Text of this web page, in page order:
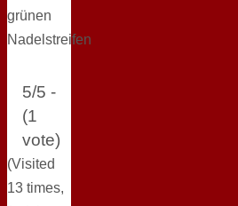
grünen
Nadelstreifen
5/5 -
(1
vote)
(Visited
13 times,